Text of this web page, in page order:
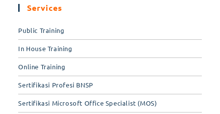
Services
Public Training
In House Training
Online Training
Sertifikasi Profesi BNSP
Sertifikasi Microsoft Office Specialist (MOS)